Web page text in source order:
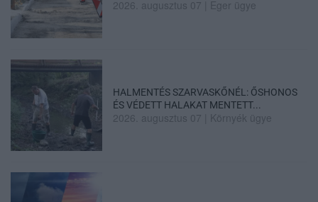
2026. augusztus 07 Eger ügye
HALMENTÉS SZARVASKŐNÉL: ŐSHONOS
ÉS VÉDETT HALAKAT MENTETT...
2026. augusztus 07 Környék ügye